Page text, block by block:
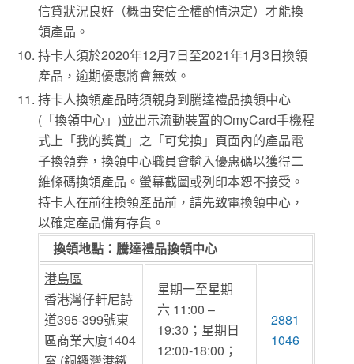
信貸狀況良好（概由安信全權酌情決定）才能換
領產品。
持卡人須於2020年12月7日至2021年1月3日換領
產品，逾期優惠將會無效。
持卡人換領產品時須親身到騰達禮品換領中心
(「換領中心」)並出示流動裝置的OmyCard手機程
式上「我的獎賞」之「可兌換」頁面內的產品電
子換領券，換領中心職員會輸入優惠碼以獲得二
維條碼換領產品。螢幕截圖或列印本恕不接受。
持卡人在前往換領產品前，請先致電換領中心，
以確定產品備有存貨。
換領地點：騰達禮品換領中心
港島區
香港灣仔軒尼詩
道395-399號東
區商業大廈1404
星期一至星期
六 11:00 –
19:30；星期日
12:00-18:00；
2881
1046